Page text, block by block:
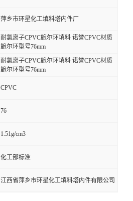
萍乡市环星化工填料塔内件厂
耐氯离子CPVC鲍尔环填料 诺誉CPVC材质
鲍尔环型号76mm
耐氯离子CPVC鲍尔环填料 诺誉CPVC材质
鲍尔环型号76mm
CPVC
76
1.51g/cm3
化工部标准
江西省萍乡市环星化工填料塔内件有限公司